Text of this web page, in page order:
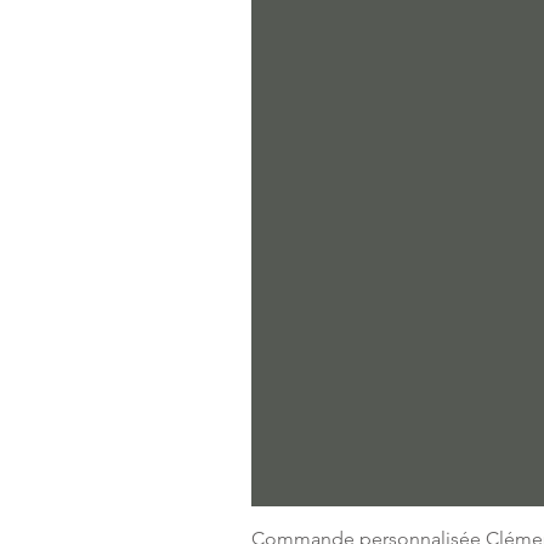
Commande personnalisée